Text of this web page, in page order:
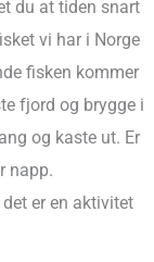
du at tiden snart
vi har i Norge
fisken kommer
fjord og brygge i
og kaste ut. Er
napp.
er en aktivitet